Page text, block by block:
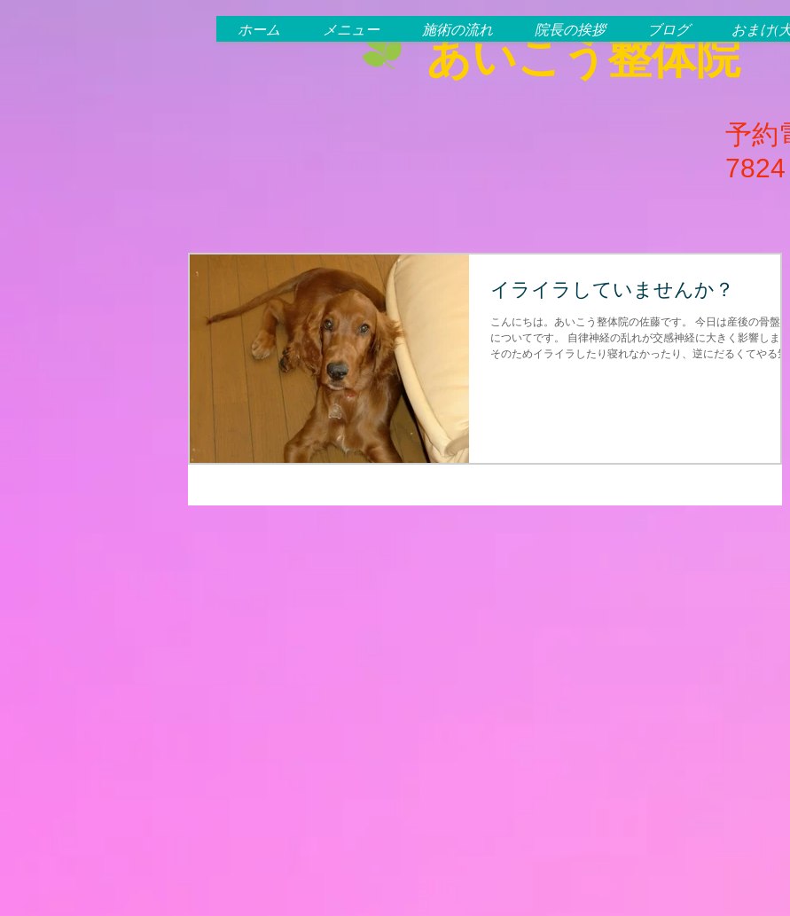
あいこう整体院
ホーム メニュー 施術の流れ 院長の挨拶 ブログ おまけ(
予約
7824
イライラしていませんか？
こんにちは。あいこう整体院の佐藤です。 今日は産後の骨盤矯
についてです。 自律神経の乱れが交感神経に大きく影響します
そのためイライラしたり寝れなかったり、逆にだるくてやる気